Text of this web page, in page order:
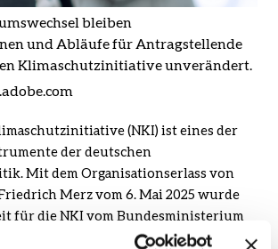
bleiben
und Abläufe für Antragstellende
Klimaschutzinitiative unverändert.
(NKI) ist eines der
der deutschen
Mit dem Organisationserlass von
Merz vom 6. Mai 2025 wurde
für die NKI vom Bundesministerium
Energie (BMWE) auf das